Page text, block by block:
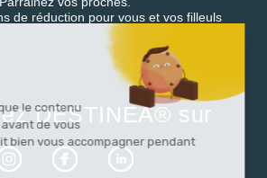
que le contenu
avant de vous
bien vous accompagner pendant
de réduction pour vous et vos filleuls
DESTINEA® sur